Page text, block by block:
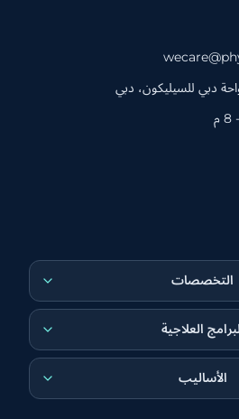
التخصصات
العلاجية
الأساليب